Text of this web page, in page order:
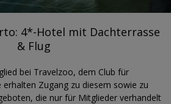
4*-Hotel mit Dachterrasse
& Flug
bei Travelzoo, dem Club für
erhalten Zugang zu diesem sowie zu
die nur für Mitglieder verhandelt